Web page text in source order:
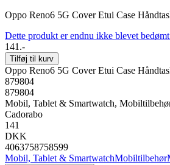
Oppo Reno6 5G Cover Etui Case
Dette produkt er endnu ikke blevet
141.-
Tilføj til kurv
Oppo Reno6 5G Cover Etui Case
879804
879804
Mobil, Tablet & Smartwatch,
Cadorabo
141
DKK
4063758758599
Mobil, Tablet & SmartwatchMobiltilbehør